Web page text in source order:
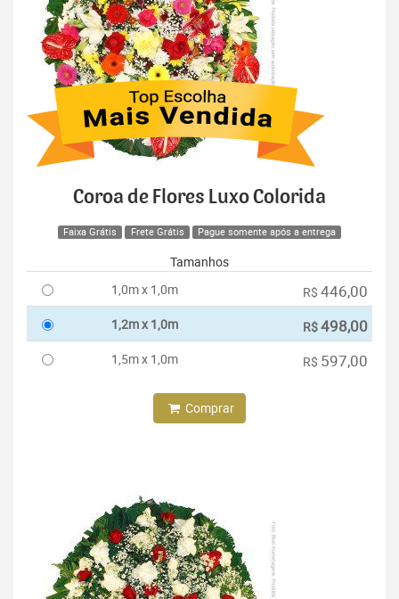
Coroa de Flores Luxo Colorida
Faixa Grátis Frete Grátis Pague somente após a entrega
Tamanhos
1,0m x 1,0m
R$ 446,00
1,2m x 1,0m R$498,00
1,5m x 1,0m R$ 597,00
Comprar